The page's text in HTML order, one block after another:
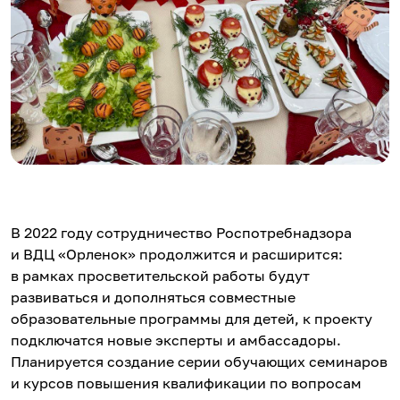
В 2022 году сотрудничество Роспотребнадзора
и ВДЦ «Орленок» продолжится и расширится:
в рамках просветительской работы будут
развиваться и дополняться совместные
образовательные программы для детей, к проекту
подключатся новые эксперты и амбассадоры.
Планируется создание серии обучающих семинаров
и курсов повышения квалификации по вопросам